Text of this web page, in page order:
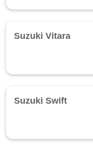
Suzuki Vitara
Suzuki Swift